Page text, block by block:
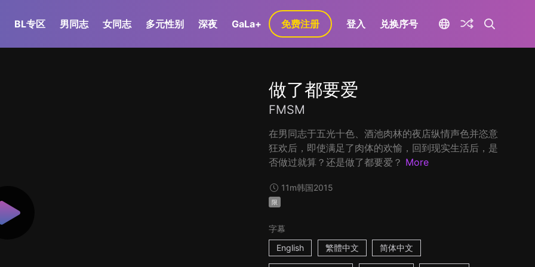
BL专区 男同志 女同志 多元性别 深夜 GaLa+ 免费注册 登入 兑换序号
做了都要爱
FMSM
在男同志于五光十色、酒池肉林的夜店纵情声色并恣意
狂欢后，即使满足了肉体的欢愉，回到现实生活后，是
否做过就算？还是做了都要爱？ More
11m韩国2015
限
字幕
English
繁體中文 简体中文